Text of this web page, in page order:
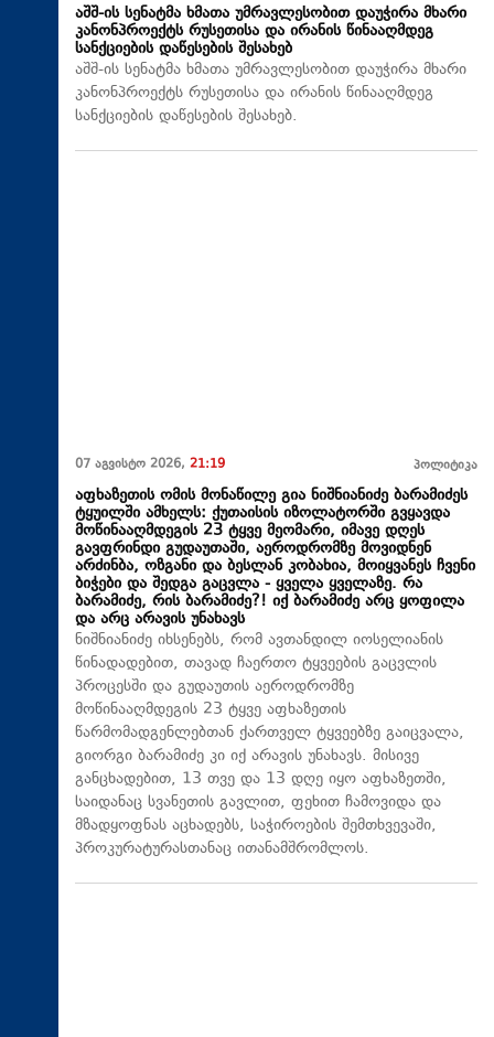
აშშ-ის სენატმა ხმათა უმრავლესობით დაუჭირა მხარი
კანონპროექტს რუსეთისა და ირანის წინააღმდეგ
სანქციების დაწესების შესახებ
აშშ-ის სენატმა ხმათა უმრავლესობით დაუჭირა მხარი
კანონპროექტს რუსეთისა და ირანის წინააღმდეგ
სანქციების დაწესების შესახებ.
07 აგვისტო 2026, 21:19 პოლიტიკა
აფხაზეთის ომის მონაწილე გია ნიშნიანიძე ბარამიძეს
ტყუილში ამხელს: ქუთაისის იზოლატორში გვყავდა
მოწინააღმდეგის 23 ტყვე მეომარი, იმავე დღეს
გავფრინდი გუდაუთაში, აეროდრომზე მოვიდნენ
არძინბა, ოზგანი და ბესლან კობახია, მოიყვანეს ჩვენი
ბიჭები და შედგა გაცვლა - ყველა ყველაზე. რა
ბარამიძე, რის ბარამიძე?! იქ ბარამიძე არც ყოფილა
და არც არავის უნახავს
ნიშნიანიძე იხსენებს, რომ ავთანდილ იოსელიანის
წინადადებით, თავად ჩაერთო ტყვეების გაცვლის
პროცესში და გუდაუთის აეროდრომზე
მოწინააღმდეგის 23 ტყვე აფხაზეთის
წარმომადგენლებთან ქართველ ტყვეებზე გაიცვალა,
გიორგი ბარამიძე კი იქ არავის უნახავს. მისივე
განცხადებით, 13 თვე და 13 დღე იყო აფხაზეთში,
საიდანაც სვანეთის გავლით, ფეხით ჩამოვიდა და
მზადყოფნას აცხადებს, საჭიროების შემთხვევაში,
პროკურატურასთანაც ითანამშრომლოს.